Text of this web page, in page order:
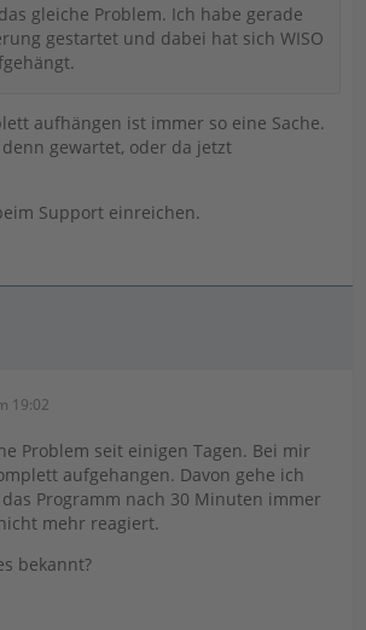
gleiche Problem. Ich habe gerade
gestartet und dabei hat sich WISO
aufhängen ist immer so eine Sache.
gewartet, oder da jetzt
Support einreichen.
19:02
Problem seit einigen Tagen. Bei mir
aufgehangen. Davon gehe ich
Programm nach 30 Minuten immer
mehr reagiert.
bekannt?